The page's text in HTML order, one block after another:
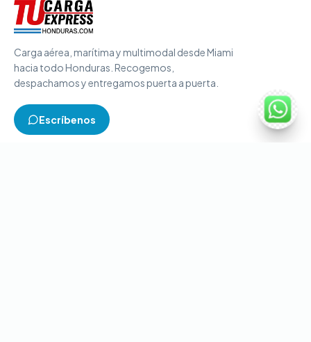
Carga aérea, marítima y multimodal desde Miami
hacia todo Honduras. Recogemos,
despachamos y entregamos puerta a puerta.
Escríbenos